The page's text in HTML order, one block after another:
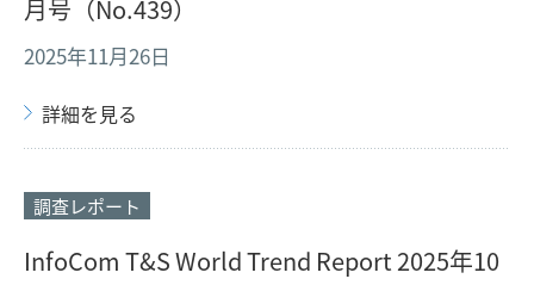
月号（No.439）
2025年11月26日
詳細を見る
調査レポート
InfoCom T&S World Trend Report 2025年10